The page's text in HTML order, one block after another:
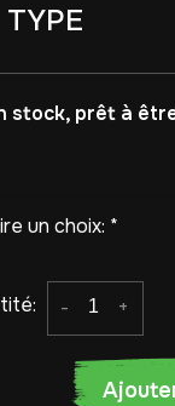
stock, prêt à
un choix: *
+
-